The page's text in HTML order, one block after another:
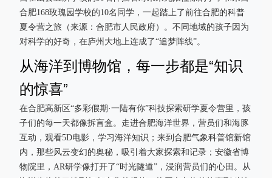
合肥168玫瑰园学校的10名同学，一起踏上了前往合肥的科普
夏令营之旅（来源：合肥市人民政府）。不同地域的孩子因为
对科学的好奇，在庐州大地上连成了“追梦阵线”。
从海洋到博物馆，每一步都是“知识
的惊喜”
在合肥高新区“多彩假期·一陆有你”科技探索研学夏令营里，孩
子们的每一天都像拆盲盒。走进合肥海洋世界，营员们和海豚
互动，观看5D电影，学习海洋知识；来到合肥气象科普馆新馆
内，那些风云变幻的奥秘，吸引着大家探索和记录；安徽省博
物院里，AR研学像打开了“时光隧道”，浸润营员们的心田。从